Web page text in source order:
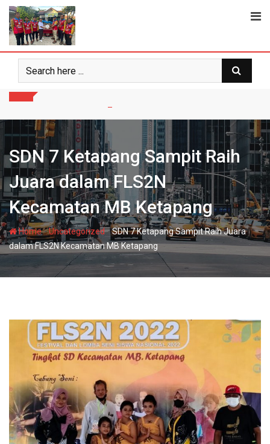
Skip
content
SDN 7 Ketapang Sampit Raih
Juara dalam FLS2N
Kecamatan MB Ketapang
Home-Uncategorized-SDN 7 Ketapang Sampit Raih Juara
dalam FLS2N Kecamatan MB Ketapang